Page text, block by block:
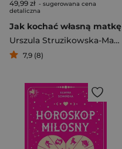
49,99 zł - sugerowana cena
detaliczna
Jak kochać własną matkę
Urszula Struzikowska-Marynicz
7,9 (8)